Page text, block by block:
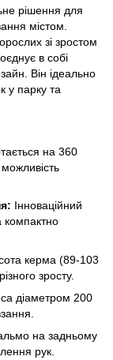
рішення для
містом.
зі зростом
в собі
Він ідеально
у парку та
на 360
Інноваційний
компактно
керма (89-103
зросту.
діаметром 200
на задньому
рук.